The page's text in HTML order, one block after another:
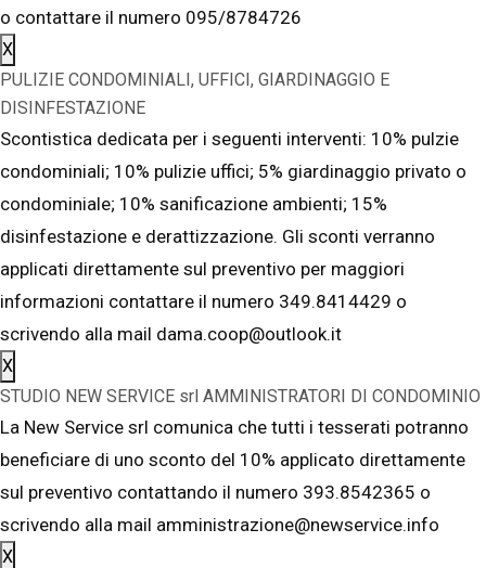
o contattare il numero 095/8784726
X
PULIZIE CONDOMINIALI, UFFICI, GIARDINAGGIO E
DISINFESTAZIONE
Scontistica dedicata per i seguenti interventi: 10% pulzie
condominiali; 10% pulizie uffici; 5% giardinaggio privato o
condominiale; 10% sanificazione ambienti; 15%
disinfestazione e derattizzazione. Gli sconti verranno
applicati direttamente sul preventivo per maggiori
informazioni contattare il numero 349.8414429 o
scrivendo alla mail dama.coop@outlook.it
X
STUDIO NEW SERVICE srl AMMINISTRATORI DI CONDOMINIO
La New Service srl comunica che tutti i tesserati potranno
beneficiare di uno sconto del 10% applicato direttamente
sul preventivo contattando il numero 393.8542365 o
scrivendo alla mail amministrazione@newservice.info
X